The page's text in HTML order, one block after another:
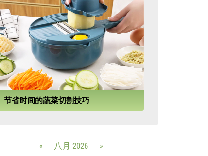
节省时间的蔬菜切割技巧
« 八月 2026
»